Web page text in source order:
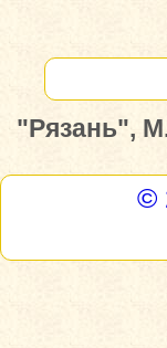
"Рязань",
©